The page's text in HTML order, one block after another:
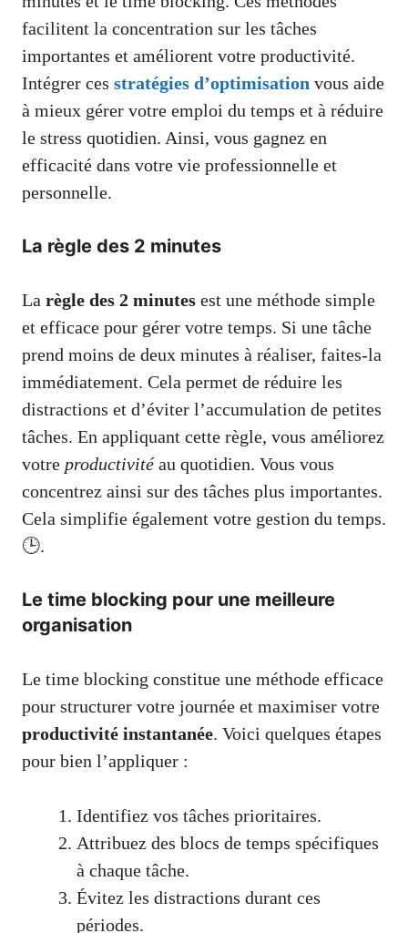
facilitent la concentration sur les tâches
importantes et améliorent votre productivité.
Intégrer ces stratégies d’optimisation vous aide
à mieux gérer votre emploi du temps et à réduire
le stress quotidien. Ainsi, vous gagnez en
efficacité dans votre vie professionnelle et
personnelle.
La règle des 2 minutes
La règle des 2 minutes est une méthode simple
et efficace pour gérer votre temps. Si une tâche
prend moins de deux minutes à réaliser, faites-la
immédiatement. Cela permet de réduire les
distractions et d’éviter l’accumulation de petites
tâches. En appliquant cette règle, vous améliorez
votre productivitéau quotidien. Vous vous
concentrez ainsi sur des tâches plus importantes.
Cela simplifie également votre gestion du temps.
🕒.
Le time blocking pour une meilleure
organisation
Le time blocking constitue une méthode efficace
pour structurer votre journée et maximiser votre
productivité instantanée. Voici quelques étapes
pour bien l’appliquer :
Identifiez vos tâches prioritaires.
Attribuez des blocs de temps spécifiques
à chaque tâche.
Évitez les distractions durant ces
périodes.